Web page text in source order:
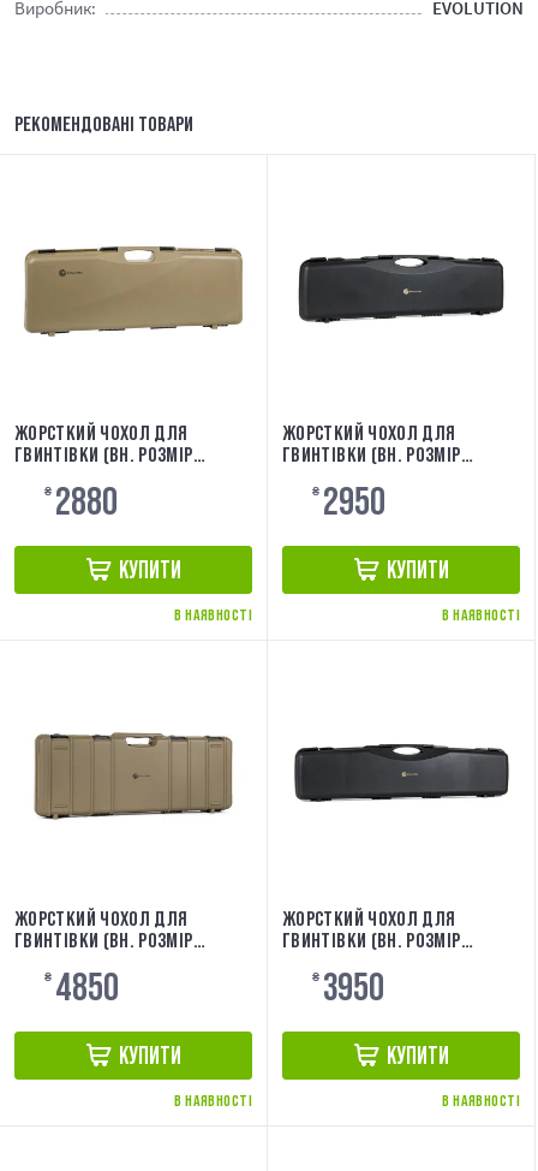
Виробник: EVOLUTION
РЕКОМЕНДОВАНІ ТОВАРИ
ЖОРСТКИЙ ЧОХОЛ ДЛЯ
ГВИНТІВКИ (ВН. РОЗМІР
EA0501RCT
₴ 2880
КУПИТИ
В НАЯВНОСТІ
ЖОРСТКИЙ ЧОХОЛ ДЛЯ
ГВИНТІВКИ (ВН. РОЗМІР
EA0502RC
₴ 2950
КУПИТИ
В НАЯВНОСТІ
ЖОРСТКИЙ ЧОХОЛ ДЛЯ
ГВИНТІВКИ (ВН. РОЗМІР
EA0513RCT
₴ 4850
КУПИТИ
В НАЯВНОСТІ
ЖОРСТКИЙ ЧОХОЛ ДЛЯ
ГВИНТІВКИ (ВН. РОЗМІР
EA0510RC
₴ 3950
КУПИТИ
В НАЯВНОСТІ